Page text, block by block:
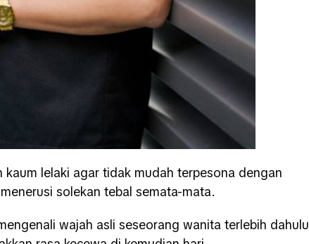
kaum lelaki agar tidak mudah terpesona dengan
solekan tebal semata-mata.
wajah asli seseorang wanita terlebih dahulu